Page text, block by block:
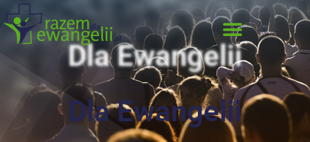
Dla Ewangelii
Dla Ewangelii